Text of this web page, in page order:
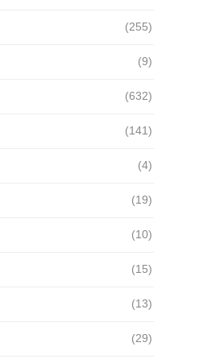
(255)
(9)
(632)
(141)
(4)
(19)
(10)
(15)
(13)
(29)